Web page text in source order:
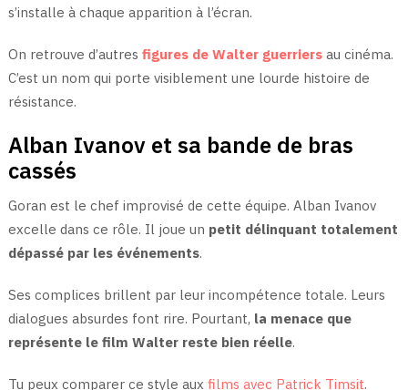
s’installe à chaque apparition à l’écran.
On retrouve d’autres figures de Walter guerriersau cinéma.
C’est un nom qui porte visiblement une lourde histoire de
résistance.
Alban Ivanov et sa bande de bras
cassés
Goran est le chef improvisé de cette équipe. Alban Ivanov
excelle dans ce rôle. Il joue un petit délinquant totalement
dépassé par les événements.
Ses complices brillent par leur incompétence totale. Leurs
dialogues absurdes font rire. Pourtant, la menace que
représente le film Walter reste bien réelle.
Tu peux comparer ce style aux films avec Patrick Timsit.